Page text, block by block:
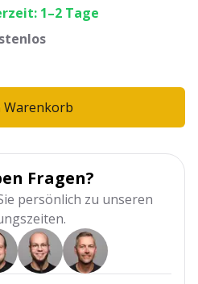
1–2 Tage
Warenkorb
Fragen?
persönlich zu unseren